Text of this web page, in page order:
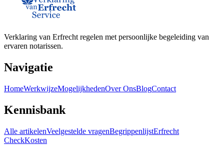
Verklaring van Erfrecht regelen met persoonlijke begeleiding van
ervaren notarissen.
Navigatie
HomeWerkwijzeMogelijkhedenOver OnsBlogContact
Kennisbank
Alle artikelenVeelgestelde vragenBegrippenlijstErfrecht
CheckKosten